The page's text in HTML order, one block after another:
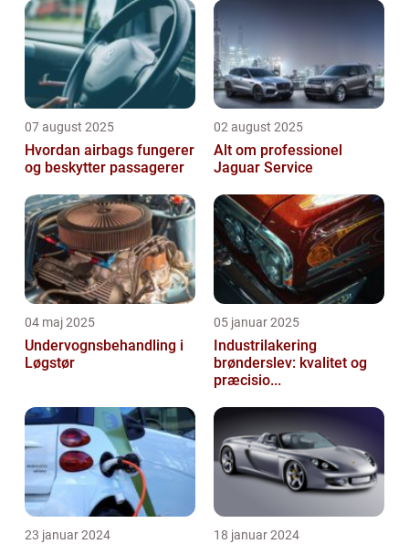
07 august 2025
Hvordan airbags fungerer
og beskytter passagerer
02 august 2025
Alt om professionel
Jaguar Service
04 maj 2025
Undervognsbehandling i
Løgstør
05 januar 2025
Industrilakering
brønderslev: kvalitet og
præcisio...
23 januar 2024 18 januar 2024